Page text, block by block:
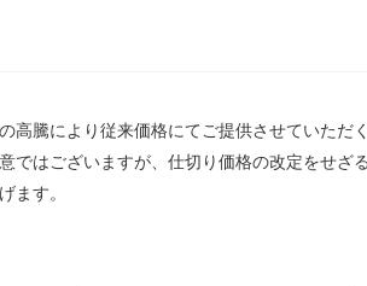
騰により従来価格にてご提供させていただ
はございますが、仕切り価格の改定をせざ
ます。